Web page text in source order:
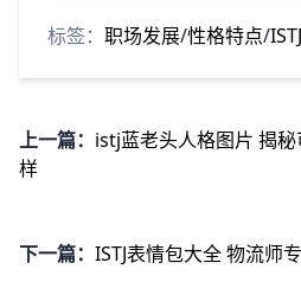
标签： 职场发展/性格特点/
上一篇： istj蓝老头人格图片 揭
样
下一篇： ISTJ表情包大全 物流师